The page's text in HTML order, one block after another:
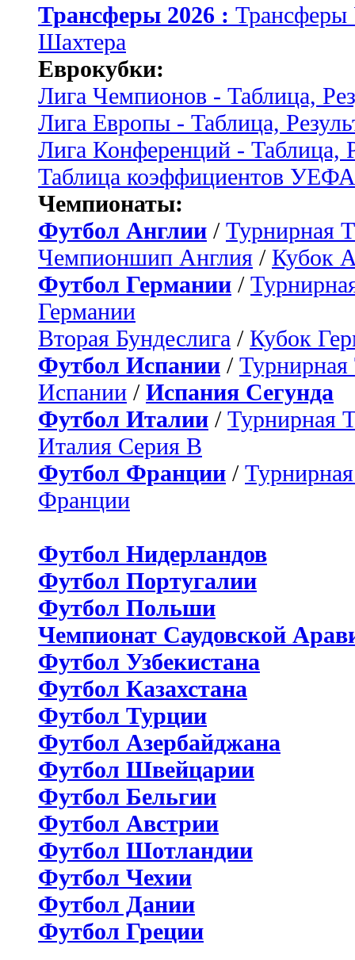
Трансферы 2026 :
Шахтера
Еврокубки:
Лига Чемпионов - Таблица,
Лига Европы - Таблица,
Лига Конференций - Таблица,
Таблица коэффициентов УЕФА
Чемпионаты:
Футбол Англии / Турнирная
Чемпионшип Англия / Кубок
Футбол Германии /
Германии
Вторая Бундеслига / Кубок
Футбол Испании / Турнирная
Испании / Испания Сегунда
Футбол Италии / Турнирная
Италия Серия B
Футбол Франции /
Франции
Футбол Нидерландов
Футбол Португалии
Футбол Польши
Чемпионат Саудовской
Футбол Узбекистана
Футбол Казахстана
Футбол Турции
Футбол Азербайджана
Футбол Швейцарии
Футбол Бельгии
Футбол Австрии
Футбол Шотландии
Футбол Чехии
Футбол Дании
Футбол Греции